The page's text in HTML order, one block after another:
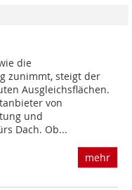
die
zunimmt, steigt der
Ausgleichsflächen.
von
und
Dach. Ob...
mehr